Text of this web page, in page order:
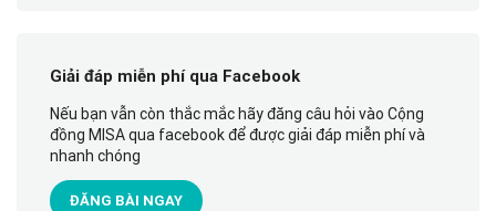
Giải đáp miễn phí qua Facebook
Nếu bạn vẫn còn thắc mắc hãy đăng câu hỏi vào Cộng
đồng MISA qua facebook để được giải đáp miễn phí và
nhanh chóng
ĐĂNG BÀI NGAY